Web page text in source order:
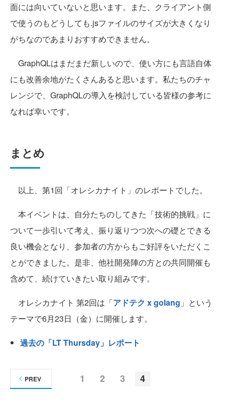
面には向いていないと思います。また、クライアント側
で使うのもどうしても.jsファイルのサイズが大きくなり
がちなのであまりおすすめできません。
GraphQLはまだまだ新しいので、使い方にも言語自体
にも改善余地がたくさんあると思います。私たちのチャ
レンジで、GraphQLの導入を検討している皆様の参考に
なれば幸いです。
まとめ
以上、第1回「オレシカナイト」のレポートでした。
本イベントは、自分たちのしてきた「技術的挑戦」に
ついて一歩引いて考え、振り返りつつ次への礎とできる
良い機会となり、参加者の方からもご好評をいただくこ
とができました。是非、他社開発陣の方との共同開催も
含めて、続けていきたい取り組みです。
オレシカナイト 第2回は「アドテク x golang 」という
テーマで6月23日（金）に開催します。
過去の「LT Thursday」レポート
1 2 3 4
PREV